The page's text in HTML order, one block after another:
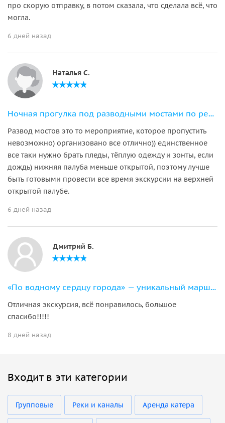
про скорую отправку, в потом сказала, что сделала всё, что
могла.
6 дней назад
Наталья С.
Ночная прогулка под разводными мостами по рекам и каналам Петербурга
Развод мостов это то мероприятие, которое пропустить
невозможно) организовано все отлично)) единственное
все таки нужно брать пледы, тёплую одежду и зонты, если
дождь) нижняя палуба меньше открытой, поэтому лучше
быть готовыми провести все время экскурсии на верхней
открытой палубе.
6 дней назад
Дмитрий Б.
«По водному сердцу города» — уникальный маршрут на 11-местном катере
Отличная экскурсия, всё понравилось, большое
спасибо!!!!!
8 дней назад
Входит в эти категории
Групповые Реки и каналы Аренда катера